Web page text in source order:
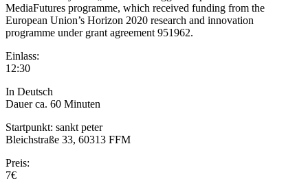
MediaFutures programme, which received funding from the
European Union’s Horizon 2020 research and innovation
programme under grant agreement 951962.
Einlass:
12:30
In Deutsch
Dauer ca. 60 Minuten
Startpunkt: sankt peter
Bleichstraße 33, 60313 FFM
Preis:
7€